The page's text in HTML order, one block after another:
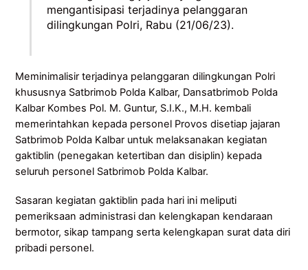
mengantisipasi terjadinya pelanggaran
dilingkungan Polri, Rabu (21/06/23).
Meminimalisir terjadinya pelanggaran dilingkungan Polri
khususnya Satbrimob Polda Kalbar, Dansatbrimob Polda
Kalbar Kombes Pol. M. Guntur, S.I.K., M.H. kembali
memerintahkan kepada personel Provos disetiap jajaran
Satbrimob Polda Kalbar untuk melaksanakan kegiatan
gaktiblin (penegakan ketertiban dan disiplin) kepada
seluruh personel Satbrimob Polda Kalbar.
Sasaran kegiatan gaktiblin pada hari ini meliputi
pemeriksaan administrasi dan kelengkapan kendaraan
bermotor, sikap tampang serta kelengkapan surat data diri
pribadi personel.